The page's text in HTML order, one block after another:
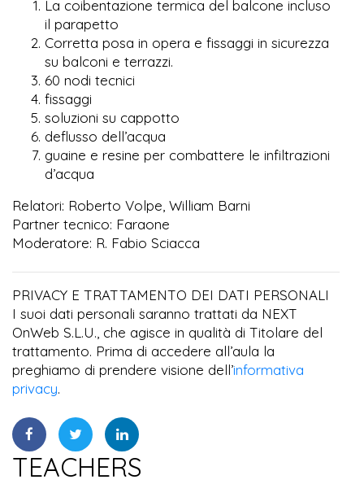
La coibentazione termica del balcone incluso
il parapetto
Corretta posa in opera e fissaggi in sicurezza
su balconi e terrazzi.
60 nodi tecnici
fissaggi
soluzioni su cappotto
deflusso dell’acqua
guaine e resine per combattere le infiltrazioni
d’acqua
Relatori: Roberto Volpe, William Barni
Partner tecnico: Faraone
Moderatore: R. Fabio Sciacca
PRIVACY E TRATTAMENTO DEI DATI PERSONALI
I suoi dati personali saranno trattati da NEXT
OnWeb S.L.U., che agisce in qualità di Titolare del
trattamento. Prima di accedere all’aula la
preghiamo di prendere visione dell’informativa
privacy.
TEACHERS